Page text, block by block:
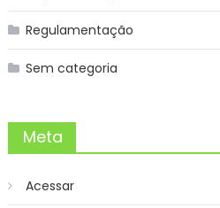
Regulamentação
Sem categoria
Meta
Acessar